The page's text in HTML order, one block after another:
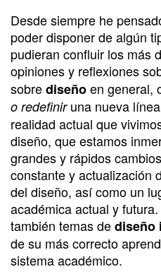
Desde siempre he
poder disponer de algún
pudieran confluir los más
opiniones y reflexiones
sobrediseñoen general,
o redefiniruna nueva
realidad actual que
diseño, que estamos
grandes y rápidos
constante y actualización
del diseño, así como un
académica actual y
también temas dediseño
de su más correcto
sistema académico.